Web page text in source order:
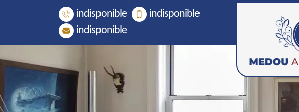
indisponible
indisponible
indisponible